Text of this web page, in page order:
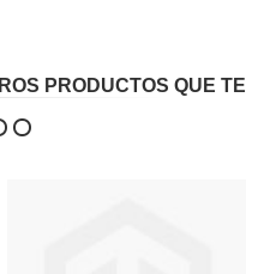
PRODUCTOS QUE TE